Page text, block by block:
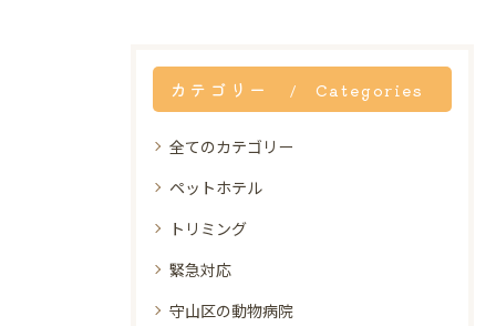
カテゴリー Categories
全てのカテゴリー
ペットホテル
トリミング
緊急対応
守山区の動物病院